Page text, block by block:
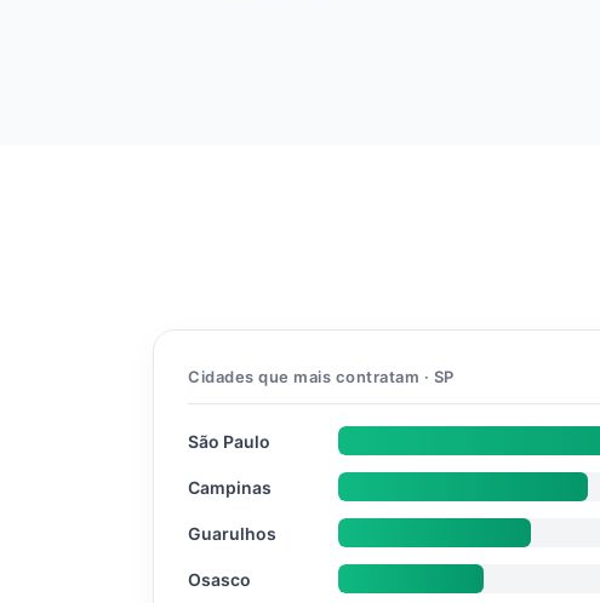
Cidades que mais contratam · SP
São Paulo
Campinas
Guarulhos
Osasco